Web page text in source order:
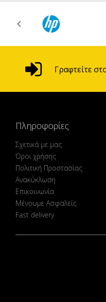
Γραφτείτε
Πληροφορίες
Σχετικά με μας
Όροι χρήσης
Πολιτική Προστασίας
Ανακύκλωση
Επικοινωνία
Μένουμε Ασφαλείς
Fast delivery